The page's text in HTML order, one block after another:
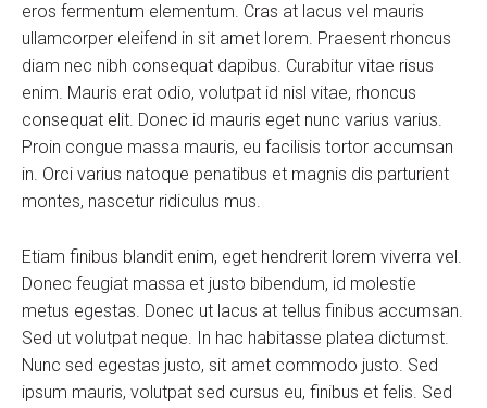
eros fermentum elementum. Cras at lacus vel mauris
ullamcorper eleifend in sit amet lorem. Praesent rhoncus
diam nec nibh consequat dapibus. Curabitur vitae risus
enim. Mauris erat odio, volutpat id nisl vitae, rhoncus
consequat elit. Donec id mauris eget nunc varius varius.
Proin congue massa mauris, eu facilisis tortor accumsan
in. Orci varius natoque penatibus et magnis dis parturient
montes, nascetur ridiculus mus.
Etiam finibus blandit enim, eget hendrerit lorem viverra vel.
Donec feugiat massa et justo bibendum, id molestie
metus egestas. Donec ut lacus at tellus finibus accumsan.
Sed ut volutpat neque. In hac habitasse platea dictumst.
Nunc sed egestas justo, sit amet commodo justo. Sed
ipsum mauris, volutpat sed cursus eu, finibus et felis. Sed